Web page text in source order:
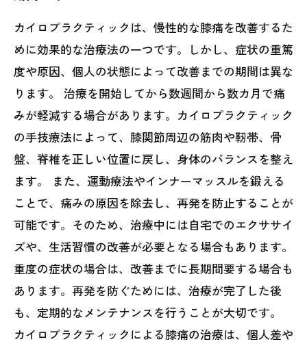
カイロプラクティックは、慢性的な膝痛を改善するた
めに効果的な治療法の一つです。しかし、症状の重篤
度や原因、個人の状態によって改善までの期間は異な
ります。 治療を開始してから数週間から数カ月で痛
みが軽減する場合があります。カイロプラクティック
の手技療法によって、膝関節周辺の筋肉や靭帯、骨
盤、脊椎を正しい位置に戻し、身体のバランスを整え
ます。 また、運動療法やインナーマッスルを鍛える
ことで、痛みの原因を除去し、再発を防止することが
可能です。そのため、治療中には自宅でのエクササイ
ズや、生活習慣の改善が必要となる場合もあります。
重度の症状の場合は、改善までに長期間要する場合も
あります。再発を防ぐためには、治療が完了した後
も、定期的なメンテナンスを行うことが大切です。
カイロプラクティックによる膝痛の治療は、個人差や